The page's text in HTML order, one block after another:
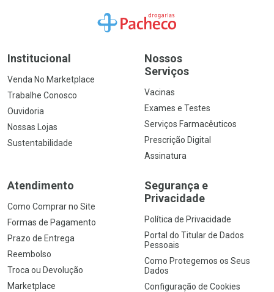
Ir para a Home
Institucional
Venda No Marketplace
Trabalhe Conosco
Ouvidoria
Nossas Lojas
Sustentabilidade
Nossos
Serviços
Vacinas
Exames e Testes
Serviços Farmacêuticos
Prescrição Digital
Assinatura
Atendimento
Como Comprar no Site
Formas de Pagamento
Prazo de Entrega
Reembolso
Troca ou Devolução
Marketplace
Segurança e
Privacidade
Política de Privacidade
Portal do Titular de Dados
Pessoais
Como Protegemos os Seus
Dados
Configuração de Cookies